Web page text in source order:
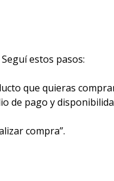
estos pasos:
que quieras
de pago y
compra”.